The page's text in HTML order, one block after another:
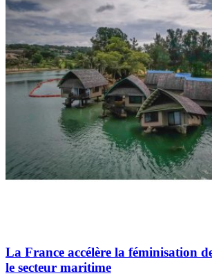
La France accélère la féminisation
le secteur maritime